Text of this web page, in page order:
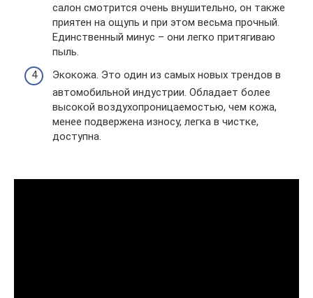
салон смотрится очень внушительно, он также
приятен на ощупь и при этом весьма прочный.
Единственный минус – они легко притягиваю
пыль.
Экокожа. Это один из самых новых трендов в
автомобильной индустрии. Обладает более
высокой воздухопроницаемостью, чем кожа,
менее подвержена износу, легка в чистке,
доступна.